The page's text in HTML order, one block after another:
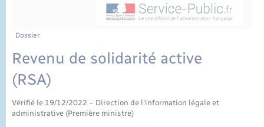
Dossier
Revenu de solidarité active
(RSA)
Vérifié le 19/12/2022 – Direction de l'information légale et
administrative (Première ministre)